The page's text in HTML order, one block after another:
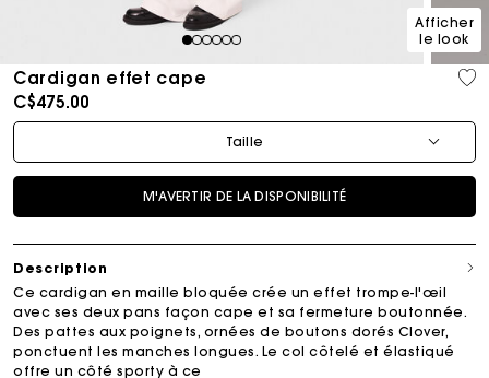
123456
Afficher
le look
Cardigan effet cape
C$475.00
Taille
M'AVERTIR DE LA DISPONIBILITÉ
Description
Ce cardigan en maille bloquée crée un effet trompe-l'œil
avec ses deux pans façon cape et sa fermeture boutonnée.
Des pattes aux poignets, ornées de boutons dorés Clover,
ponctuent les manches longues. Le col côtelé et élastiqué
offre un côté sporty à ce